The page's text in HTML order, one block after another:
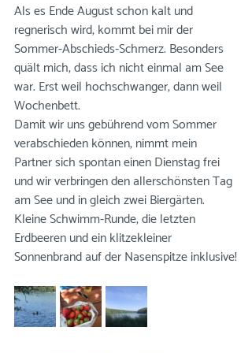
Als es Ende August schon kalt und
regnerisch wird, kommt bei mir der
Sommer-Abschieds-Schmerz. Besonders
quält mich, dass ich nicht einmal am See
war. Erst weil hochschwanger, dann weil
Wochenbett.
Damit wir uns gebührend vom Sommer
verabschieden können, nimmt mein
Partner sich spontan einen Dienstag frei
und wir verbringen den allerschönsten Tag
am See und in gleich zwei Biergärten.
Kleine Schwimm-Runde, die letzten
Erdbeeren und ein klitzekleiner
Sonnenbrand auf der Nasenspitze inklusive!